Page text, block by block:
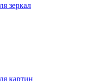
зеркал
картин